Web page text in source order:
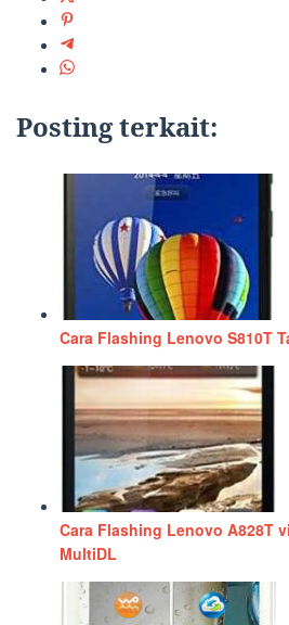
Posting terkait:
Cara Flashing Lenovo S810T
Cara Flashing Lenovo A828T
MultiDL